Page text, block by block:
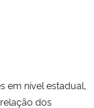
em nível estadual,
dos